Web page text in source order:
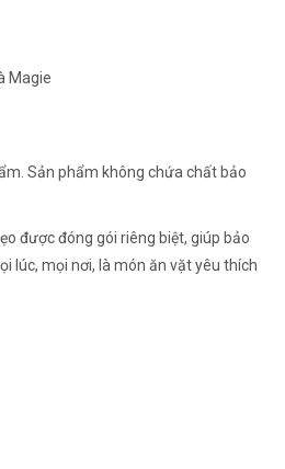
Magie
Sản phẩm không chứa chất bảo
được đóng gói riêng biệt, giúp bảo
lúc, mọi nơi, là món ăn vặt yêu thích